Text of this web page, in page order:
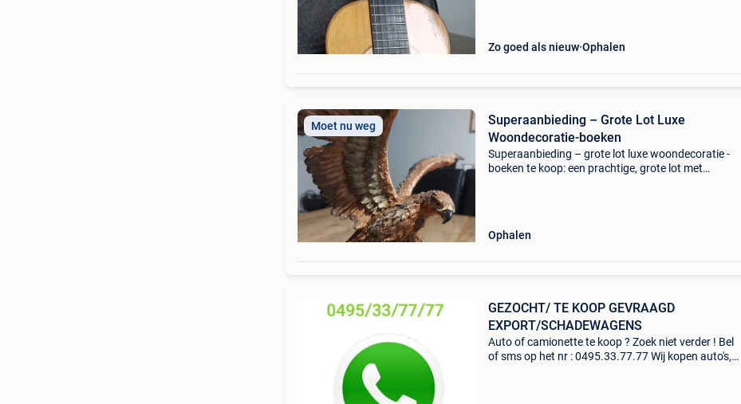
Zo goed als nieuw Ophalen
Moet nu weg
Superaanbieding – Grote Lot Luxe
Woondecoratie-boeken
Superaanbieding – grote lot luxe woondecoratie -
boeken te koop: een prachtige, grote lot met
Ophalen
GEZOCHT/ TE KOOP GEVRAAGD
EXPORT/SCHADEWAGENS
Auto of camionette te koop ? Zoek niet verder ! Bel
of sms op het nr : 0495.33.77.77 Wij kopen auto's,